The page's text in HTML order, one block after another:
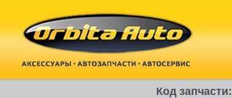
Код запчасти: